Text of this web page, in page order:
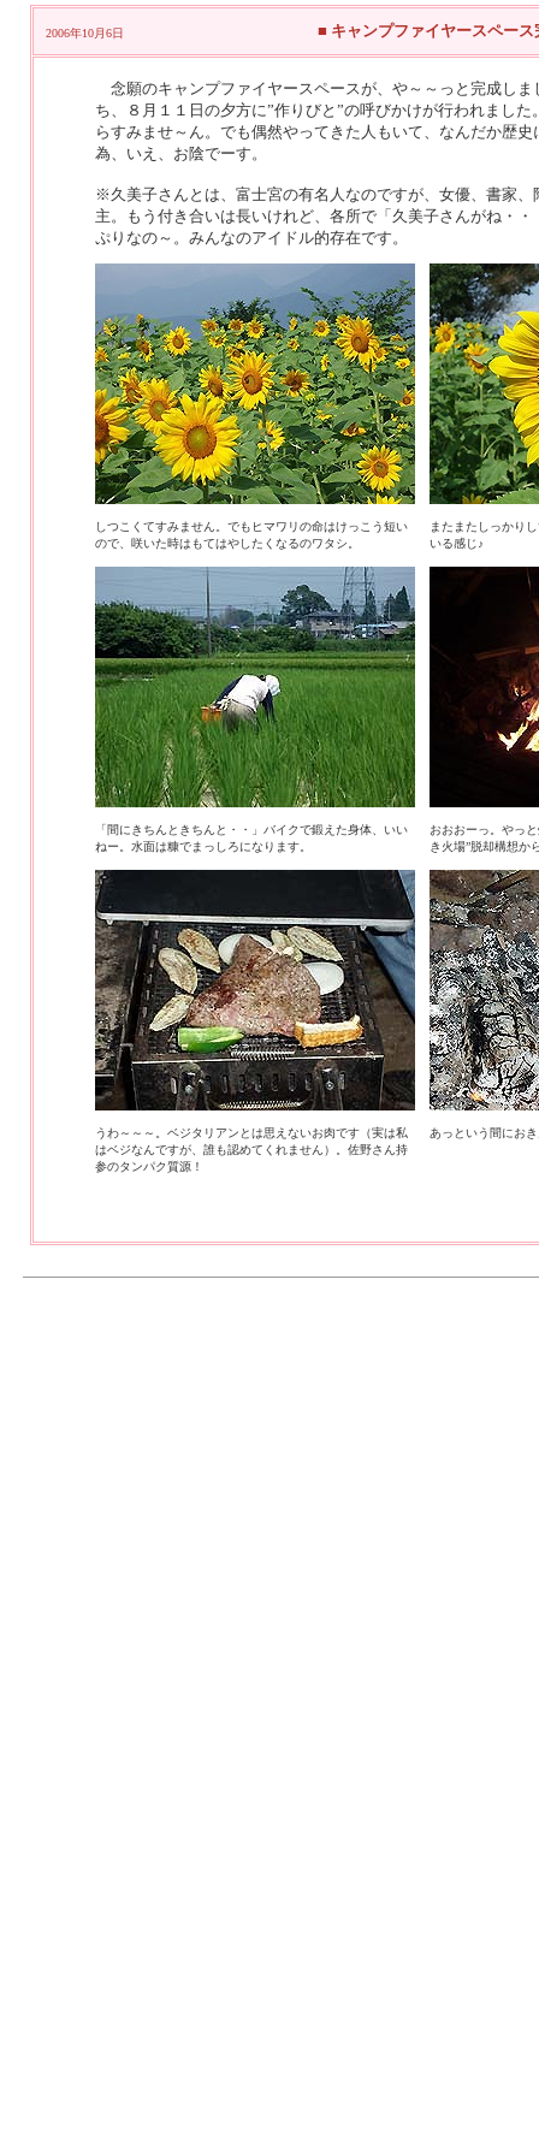
2006年10月6日 ■ キャンプファイヤースペース
念願のキャンプファイヤースペースが、や～～っと完成し
ち、８月１１日の夕方に”作りびと”の呼びかけが行われまし
らすみませ～ん。でも偶然やってきた人もいて、なんだか歴
為、いえ、お陰でーす。
※久美子さんとは、富士宮の有名人なのですが、女優、書家
主。もう付き合いは長いけれど、各所で「久美子さんがね・
ぷりなの～。みんなのアイドル的存在です。
しつこくてすみません。でもヒマワリの命はけっこう短い
ので、咲いた時はもてはやしたくなるのワタシ。
またまたしっかり
いる感じ♪
「間にきちんときちんと・・」バイクで鍛えた身体、いい
ねー。水面は糠でまっしろになります。
おおおーっ。やっ
き火場”脱却構想か
うわ～～～。ベジタリアンとは思えないお肉です（実は私
はベジなんですが、誰も認めてくれません）。佐野さん持
参のタンパク質源！
あっという間にお